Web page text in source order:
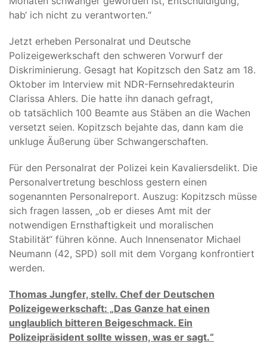
hab‘ ich nicht zu verantworten.“
Jetzt erheben Personalrat und Deutsche
Polizeigewerkschaft den schweren Vorwurf der
Diskriminierung. Gesagt hat Kopitzsch den Satz am 18.
Oktober im Interview mit NDR-Fernsehredakteurin
Clarissa Ahlers. Die hatte ihn danach gefragt,
ob tatsächlich 100 Beamte aus Stäben an die Wachen
versetzt seien. Kopitzsch bejahte das, dann kam die
unkluge Äußerung über Schwangerschaften.
Für den Personalrat der Polizei kein Kavaliersdelikt. Die
Personalvertretung beschloss gestern einen
sogenannten Personalreport. Auszug: Kopitzsch müsse
sich fragen lassen, „ob er dieses Amt mit der
notwendigen Ernsthaftigkeit und moralischen
Stabilität“ führen könne. Auch Innensenator Michael
Neumann (42, SPD) soll mit dem Vorgang konfrontiert
werden.
Thomas Jungfer, stellv. Chef der Deutschen
Polizeigewerkschaft: „Das Ganze hat einen
unglaublich bitteren Beigeschmack. Ein
Polizeipräsident sollte wissen, was er sagt.“